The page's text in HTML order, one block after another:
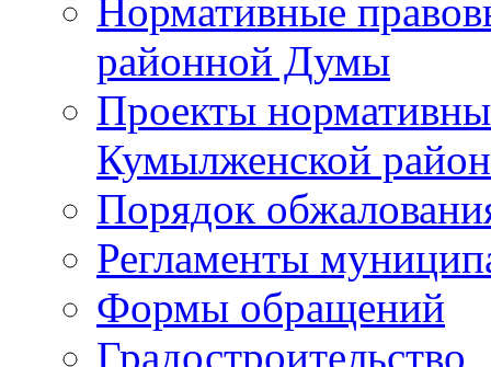
Нормативные
районной Думы
Проекты
Кумылженской
Порядок
Регламенты
Формы обращений
Градостроительство